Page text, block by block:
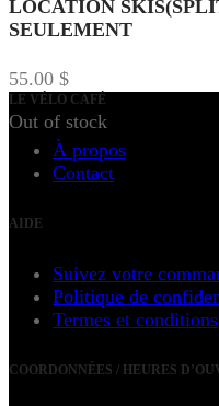
LOCATION
SEULEMENT
55.00 $
Out of stock
LE VÉLO CAFÉ
À propos
Contact
AIDE
Suivez votre
Politique de
Termes et conditions
COORDONNÉES / HEURES